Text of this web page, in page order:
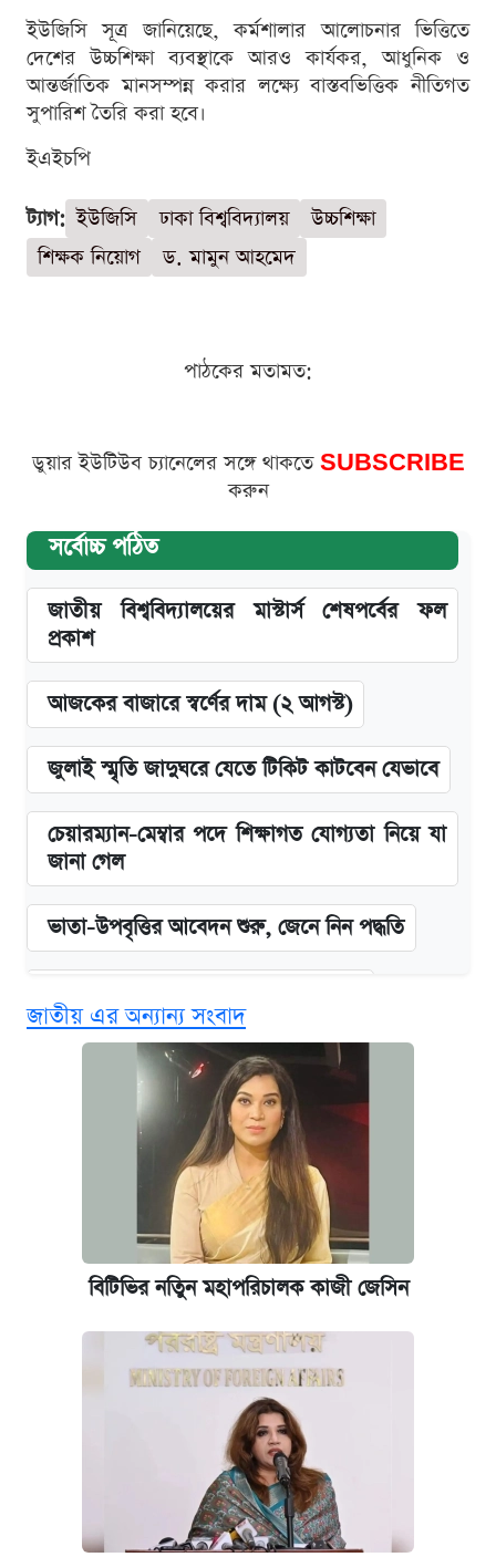
ইউজিসি সূত্র জানিয়েছে, কর্মশালার আলোচনার ভিত্তিতে
দেশের উচ্চশিক্ষা ব্যবস্থাকে আরও কার্যকর, আধুনিক ও
আন্তর্জাতিক মানসম্পন্ন করার লক্ষ্যে বাস্তবভিত্তিক নীতিগত
সুপারিশ তৈরি করা হবে।
ইএইচপি
ট্যাগ: ইউজিসি ঢাকা বিশ্ববিদ্যালয়
উচ্চশিক্ষা
শিক্ষক নিয়োগ
ড. মামুন আহমেদ
পাঠকের মতামত:
ডুয়ার ইউটিউব চ্যানেলের সঙ্গে থাকতে SUBSCRIBE
করুন
সর্বোচ্চ পঠিত
জাতীয় বিশ্ববিদ্যালয়ের মাস্টার্স শেষপর্বের ফল
প্রকাশ
আজকের বাজারে স্বর্ণের দাম (২ আগস্ট)
জুলাই স্মৃতি জাদুঘরে যেতে টিকিট কাটবেন যেভাবে
চেয়ারম্যান-মেম্বার পদে শিক্ষাগত যোগ্যতা নিয়ে যা
জানা গেল
ভাতা-উপবৃত্তির আবেদন শুরু, জেনে নিন পদ্ধতি
‘গুলশানের চামেলি’ তে যৌনকর্মীর দালাল অ্যাডলফ
আজ শুক্রবার রাজধানীর যেসব মার্কেট-দোকানপাট
কবে শুরু হচ্ছে ঢাবির ভর্তি আবেদন, জানাল কর্তৃপক্ষ
আজকের বাজারে স্বর্ণের দাম (৪ আগস্ট)
নবম জাতীয় পে-স্কেল নিয়ে সর্বশেষ যা জানা গেল
ইপিএস প্রকাশ করেছে ঢাকা ব্যাংক
কবে হবে মেডিকেল ভর্তি পরীক্ষা, জানা গেল যা
জাতীয় এর অন্যান্য সংবাদ
বিটিভির নতিুন মহাপরিচালক কাজী জেসিন